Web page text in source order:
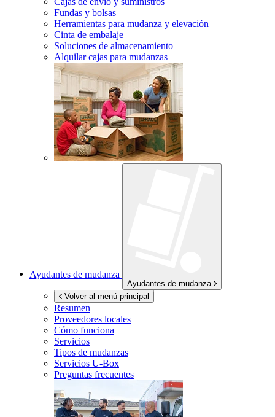
Fundas y bolsas
Herramientas para mudanza y elevación
Cinta de embalaje
Soluciones de almacenamiento
Alquilar cajas para mudanzas
Ayudantes de mudanza
Ayudantes de mudanza
Volver al menú principal
Resumen
Proveedores locales
Cómo funciona
Servicios
Tipos de mudanzas
Servicios U-Box
Preguntas frecuentes